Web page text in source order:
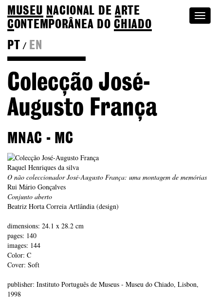
MUSEU NACIONAL DEA RTE
CONTEMPORÂNEA DOCHIADO
PT
/ EN
Colecção José-
Augusto França
MNAC - MC
Raquel Henriques da silva
O não coleccionador José-Augusto França: uma montagem de memórias
Rui Mário Gonçalves
Conjunto aberto
Beatriz Horta Correia Artlândia (design)
dimensions: 24.1 x 28.2 cm
pages: 140
images: 144
Color: C
Cover: Soft
publisher: Instituto Português de Museus - Museu do Chiado, Lisbon,
1998